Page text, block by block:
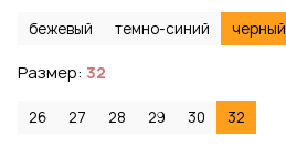
бежевый темно-синий черный
Размер: 32
26 27 28 29 30 32